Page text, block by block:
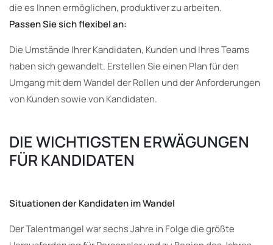
die es Ihnen ermöglichen, produktiver zu arbeiten.
Passen Sie sich flexibel an:
Die Umstände Ihrer Kandidaten, Kunden und Ihres Teams
haben sich gewandelt. Erstellen Sie einen Plan für den
Umgang mit dem Wandel der Rollen und der Anforderungen
von Kunden sowie von Kandidaten.
DIE WICHTIGSTEN ERWÄGUNGEN
FÜR KANDIDATEN
Situationen der Kandidaten im Wandel
Der Talentmangel war sechs Jahre in Folge die größte